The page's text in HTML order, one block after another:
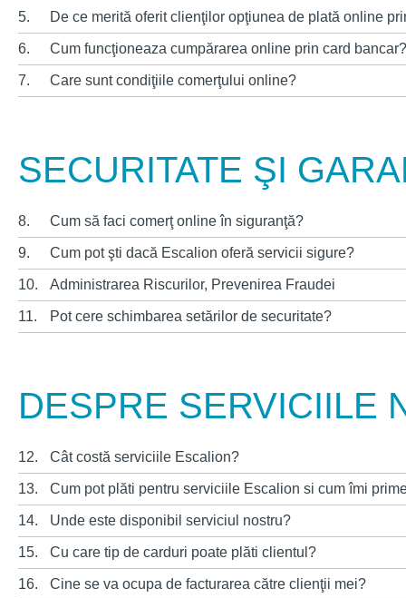
5. De ce merită oferit clienţilor opţiunea de plată online
6. Cum funcţioneaza cumpărarea online prin card bancar?
7. Care sunt condiţiile comerţului online?
SECURITATE ŞI
8. Cum să faci comerţ online în siguranţă?
9. Cum pot şti dacă Escalion oferă servicii sigure?
10. Administrarea Riscurilor, Prevenirea Fraudei
11. Pot cere schimbarea setărilor de securitate?
DESPRE SERVICIILE
12. Cât costă serviciile Escalion?
13. Cum pot plăti pentru serviciile Escalion si cum îmi
14. Unde este disponibil serviciul nostru?
15. Cu care tip de carduri poate plăti clientul?
16. Cine se va ocupa de facturarea către clienţii mei?